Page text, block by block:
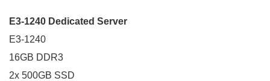
E3-1240 Dedicated Server
E3-1240
16GB DDR3
2x 500GB SSD